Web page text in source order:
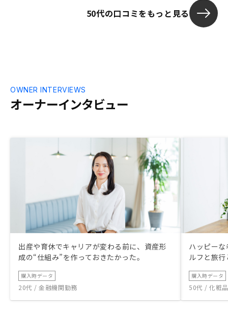
50代の口コミをもっと見る
オーナーインタビュー
OWNER INTERVIEWS
出産や育休でキャリアが変わる前に、資産形
成の“仕組み”を作っておきたかった。
購入時データ
20代 / 金融機関勤務
ハッピー
ルフと旅
購入時データ
50代 / 化粧